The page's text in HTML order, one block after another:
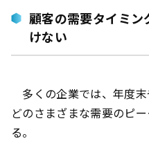
顧客の需要タイミン
けない
多くの企業では、年度
どのさまざまな需要のピ
る。